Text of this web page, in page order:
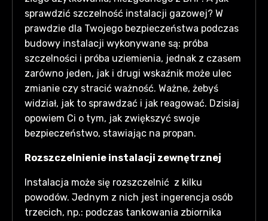
sprawdzić szczelność instalacji gazowej? W
prawdzie dla Twojego bezpieczeństwa podczas
budowy instalacji wykonywane są: próba
szczelności i próba uziemienia, jednak z czasem
zarówno jeden, jak i drugi wskaźnik może ulec
zmianie czy stracić ważność. Ważne, żebyś
widział, jak to sprawdzać i jak reagować. Dzisiaj
opowiem Ci o tym, jak zwiększyć swoje
bezpieczeństwo, stawiając na propan.
Rozszczelnienie instalacji zewnętrznej
Instalacja może się rozszczelnić z kilku
powodów. Jednym z nich jest ingerencja osób
trzecich, np.: podczas tankowania zbiornika